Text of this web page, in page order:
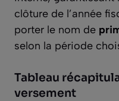
clôture de l’année
porter le nom de
selon la période
Tableau
versement